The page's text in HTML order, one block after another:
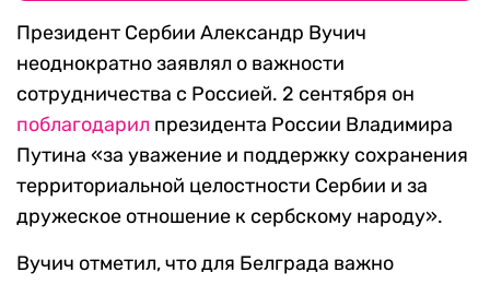
Президент Сербии Александр Вучич
неоднократно заявлял о важности
сотрудничества с Россией. 2 сентября он
поблагодарил президента России Владимира
Путина «за уважение и поддержку сохранения
территориальной целостности Сербии и за
дружеское отношение к сербскому народу».
Вучич отметил, что для Белграда важно